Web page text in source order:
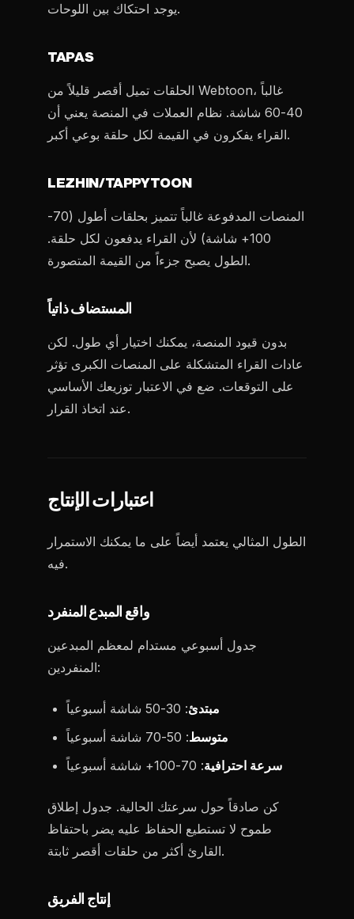
يوجد احتكاك بين اللوحات.
TAPAS
الحلقات تميل أقصر قليلاً من Webtoon، غالباً
40-60 شاشة. نظام العملات في المنصة يعني أن
القراء يفكرون في القيمة لكل حلقة بوعي أكبر.
LEZHIN/TAPPYTOON
المنصات المدفوعة غالباً تتميز بحلقات أطول (70-
100+ شاشة) لأن القراء يدفعون لكل حلقة.
الطول يصبح جزءاً من القيمة المتصورة.
المستضاف ذاتياً
بدون قيود المنصة، يمكنك اختيار أي طول. لكن
عادات القراء المتشكلة على المنصات الكبرى تؤثر
على التوقعات. ضع في الاعتبار توزيعك الأساسي
عند اتخاذ القرار.
اعتبارات الإنتاج
الطول المثالي يعتمد أيضاً على ما يمكنك الاستمرار
فيه.
واقع المبدع المنفرد
جدول أسبوعي مستدام لمعظم المبدعين
المنفردين:
مبتدئ: 30-50 شاشة أسبوعياً
متوسط: 50-70 شاشة أسبوعياً
سرعة احترافية: 70-100+ شاشة أسبوعياً
كن صادقاً حول سرعتك الحالية. جدول إطلاق
طموح لا تستطيع الحفاظ عليه يضر باحتفاظ
القارئ أكثر من حلقات أقصر ثابتة.
إنتاج الفريق